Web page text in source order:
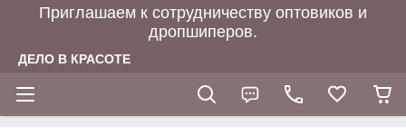
Приглашаем к сотрудничеству оптовиков и
дропшиперов.
ДЕЛО В КРАСОТЕ